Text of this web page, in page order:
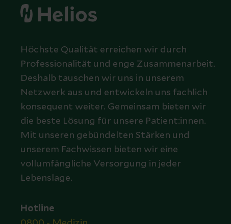
Höchste Qualität erreichen wir durch
Professionalität und enge Zusammenarbeit.
Deshalb tauschen wir uns in unserem
Netzwerk aus und entwickeln uns fachlich
konsequent weiter. Gemeinsam bieten wir
die beste Lösung für unsere Patient:innen.
Mit unseren gebündelten Stärken und
unserem Fachwissen bieten wir eine
vollumfängliche Versorgung in jeder
Lebenslage.
Hotline